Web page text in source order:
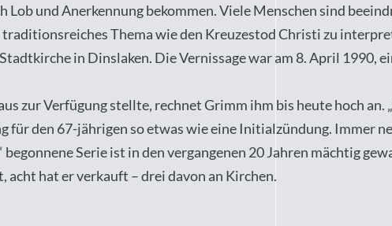
Lob und Anerkennung bekommen. Viele Menschen sind
Thema wie den Kreuzestod Christi zu
in Dinslaken. Die Vernissage war am 8. April 1990,
zur Verfügung stellte, rechnet Grimm ihm bis heute hoch an.
für den 67-jährigen so etwas wie eine Initialzündung. Immer
Serie ist in den vergangenen 20 Jahren mächtig
hat er verkauft – drei davon an Kirchen.